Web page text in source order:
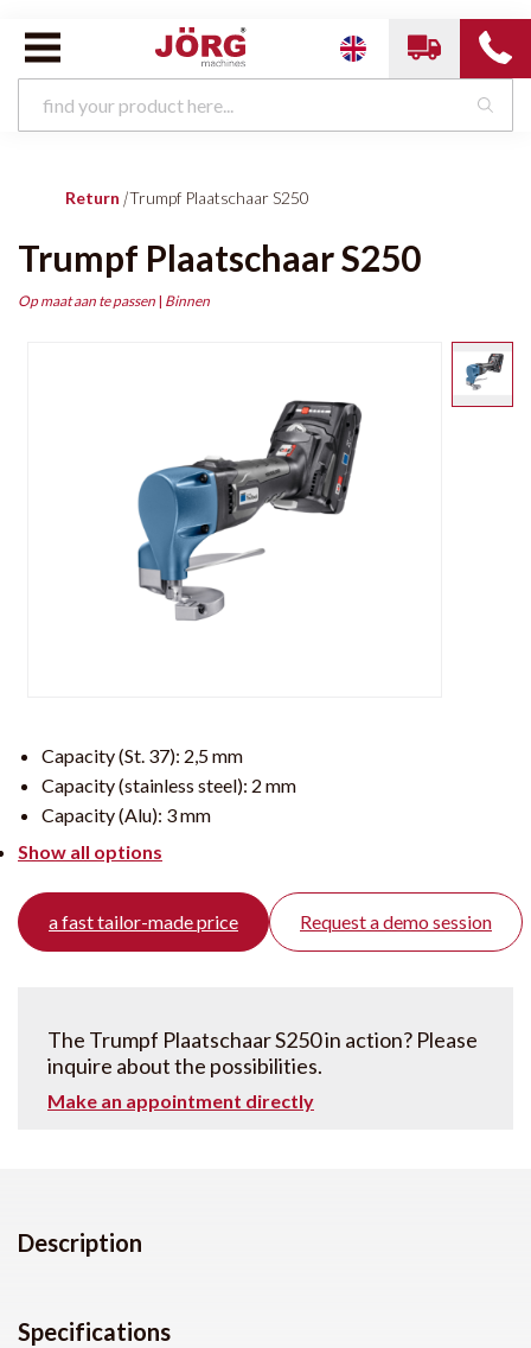
Return |Trumpf Plaatschaar S250
Trumpf Plaatschaar S250
Op maat aan te passen | Binnen
Capacity (St. 37): 2,5 mm
Capacity (stainless steel): 2 mm
Capacity (Alu): 3 mm
Show all options
a fast tailor-made price Request a demo session
The Trumpf Plaatschaar S250 in action? Please
inquire about the possibilities.
Make an appointment directly
Description
Specifications